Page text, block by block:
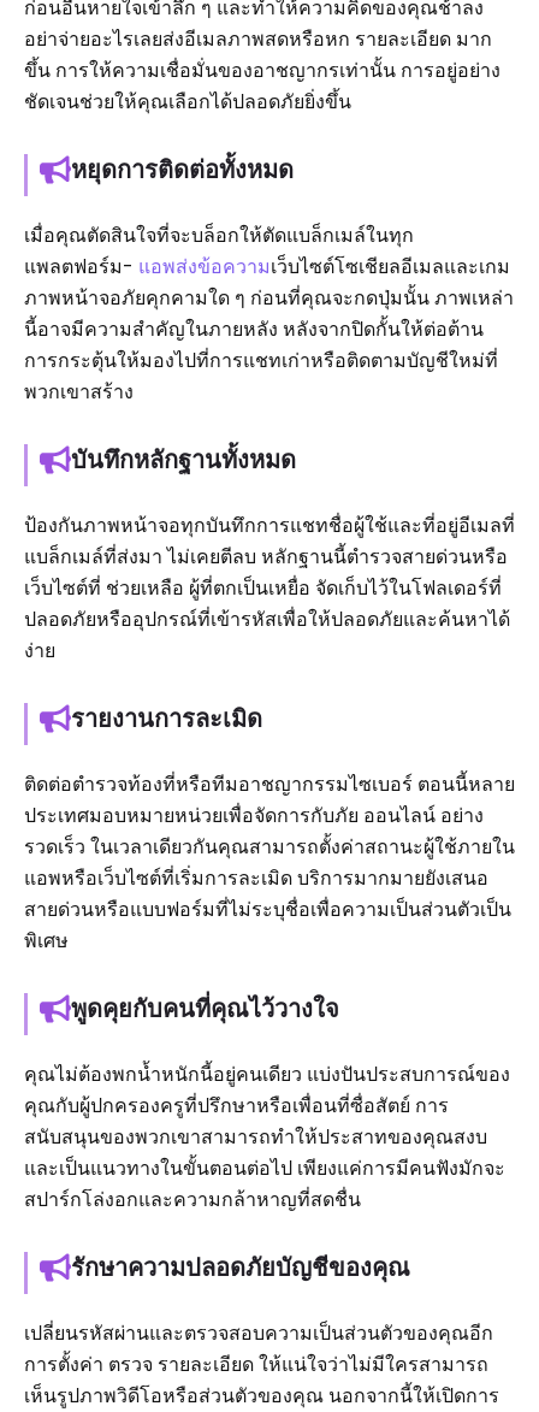
ก่อนอื่นหายใจเข้าลึก ๆ และทำให้ความคิดของคุณช้าลง
อย่าจ่ายอะไรเลยส่งอีเมลภาพสดหรือหก รายละเอียด มาก
ขึ้น การให้ความเชื่อมั่นของอาชญากรเท่านั้น การอยู่อย่าง
ชัดเจนช่วยให้คุณเลือกได้ปลอดภัยยิ่งขึ้น
หยุดการติดต่อทั้งหมด
เมื่อคุณตัดสินใจที่จะบล็อกให้ตัดแบล็กเมล์ในทุก
แพลตฟอร์ม- แอพส่งข้อความเว็บไซต์โซเชียลอีเมลและเกม
ภาพหน้าจอภัยคุกคามใด ๆ ก่อนที่คุณจะกดปุ่มนั้น ภาพเหล่า
นี้อาจมีความสำคัญในภายหลัง หลังจากปิดกั้นให้ต่อต้าน
การกระตุ้นให้มองไปที่การแชทเก่าหรือติดตามบัญชีใหม่ที่
พวกเขาสร้าง
บันทึกหลักฐานทั้งหมด
ป้องกันภาพหน้าจอทุกบันทึกการแชทชื่อผู้ใช้และที่อยู่อีเมลที่
แบล็กเมล์ที่ส่งมา ไม่เคยตีลบ หลักฐานนี้ตำรวจสายด่วนหรือ
เว็บไซต์ที่ ช่วยเหลือ ผู้ที่ตกเป็นเหยื่อ จัดเก็บไว้ในโฟลเดอร์ที่
ปลอดภัยหรืออุปกรณ์ที่เข้ารหัสเพื่อให้ปลอดภัยและค้นหาได้
ง่าย
รายงานการละเมิด
ติดต่อตำรวจท้องที่หรือทีมอาชญากรรมไซเบอร์ ตอนนี้หลาย
ประเทศมอบหมายหน่วยเพื่อจัดการกับภัย ออนไลน์ อย่าง
รวดเร็ว ในเวลาเดียวกันคุณสามารถตั้งค่าสถานะผู้ใช้ภายใน
แอพหรือเว็บไซต์ที่เริ่มการละเมิด บริการมากมายยังเสนอ
สายด่วนหรือแบบฟอร์มที่ไม่ระบุชื่อเพื่อความเป็นส่วนตัวเป็น
พิเศษ
พูดคุยกับคนที่คุณไว้วางใจ
คุณไม่ต้องพกน้ำหนักนี้อยู่คนเดียว แบ่งปันประสบการณ์ของ
คุณกับผู้ปกครองครูที่ปรึกษาหรือเพื่อนที่ซื่อสัตย์ การ
สนับสนุนของพวกเขาสามารถทำให้ประสาทของคุณสงบ
และเป็นแนวทางในขั้นตอนต่อไป เพียงแค่การมีคนฟังมักจะ
สปาร์กโล่งอกและความกล้าหาญที่สดชื่น
รักษาความปลอดภัยบัญชีของคุณ
เปลี่ยนรหัสผ่านและตรวจสอบความเป็นส่วนตัวของคุณอีก
การตั้งค่า ตรวจ รายละเอียด ให้แน่ใจว่าไม่มีใครสามารถ
เห็นรูปภาพวิดีโอหรือส่วนตัวของคุณ นอกจากนี้ให้เปิดการ